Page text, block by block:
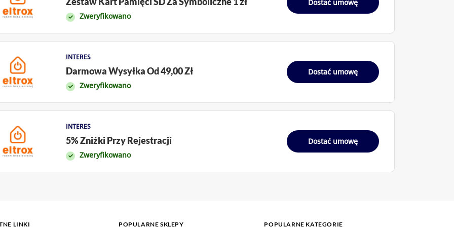
Zweryfikowano
Dostać umowę
INTERES
Darmowa Wysyłka Od 49,00 Zł
Zweryfikowano
Dostać umowę
INTERES
5% Zniżki Przy Rejestracji
Zweryfikowano
Dostać umowę
LINKI POPULARNE SKLEPY POPULARNE KATEGORIE